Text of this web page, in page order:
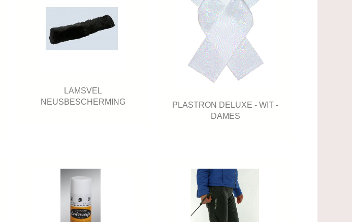
LAMSVEL
NEUSBESCHERMING
PLASTRON DELUXE - WIT -
DAMES